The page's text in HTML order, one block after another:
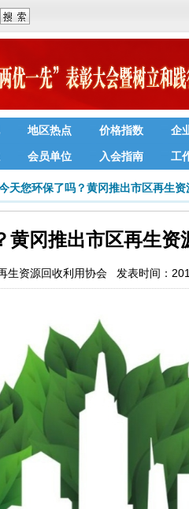
地区热点 价格指数 企
会员单位 入会指南 工
天您环保了吗？黄冈推出市区再生
黄冈推出市区再生资
生资源回收利用协会 发表时间：